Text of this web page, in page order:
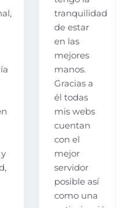
tranquilidad
de estar
en las
mejores
manos.
Gracias a
él todas
mis webs
cuentan
con el
mejor
servidor
posible así
como una